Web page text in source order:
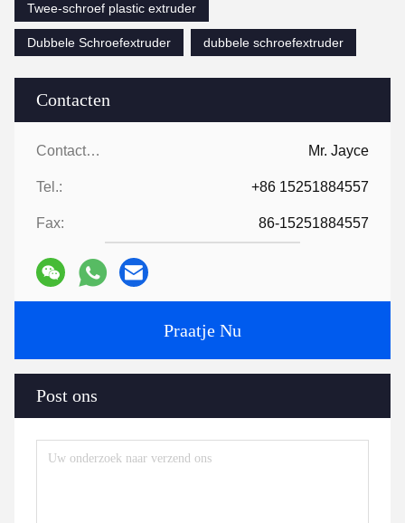
Contacten
Contacten: Mr. Jayce
Tel.: +86 15251884557
Fax: 86-15251884557
Praatje Nu
Post ons
Twee-schroef plastic extruder
Dubbele Schroefextruder dubbele schroefextruder